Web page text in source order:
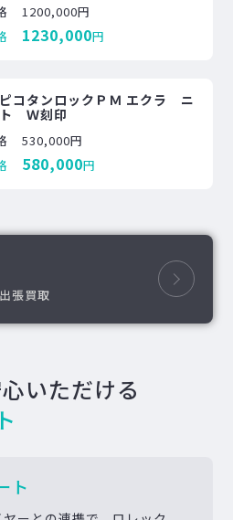
1200,000円
1230,000円
コタンロックＰＭ エクラ ニ
Ｗ刻印
530,000円
580,000円
張買取
いただける
ト